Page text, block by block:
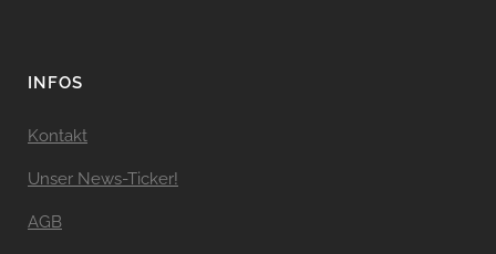
INFOS
Kontakt
Unser News-Ticker!
AGB